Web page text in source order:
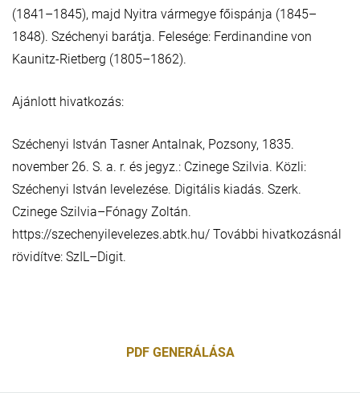
(1841–1845), majd Nyitra vármegye főispánja (1845–
1848). Széchenyi barátja. Felesége: Ferdinandine von
Kaunitz-Rietberg (1805–1862).
Ajánlott hivatkozás:
Széchenyi István Tasner Antalnak, Pozsony, 1835.
november 26. S. a. r. és jegyz.: Czinege Szilvia. Közli:
Széchenyi István levelezése. Digitális kiadás. Szerk.
Czinege Szilvia–Fónagy Zoltán.
https://szechenyilevelezes.abtk.hu/ További hivatkozásnál
rövidítve: SzIL–Digit.
PDF GENERÁLÁSA